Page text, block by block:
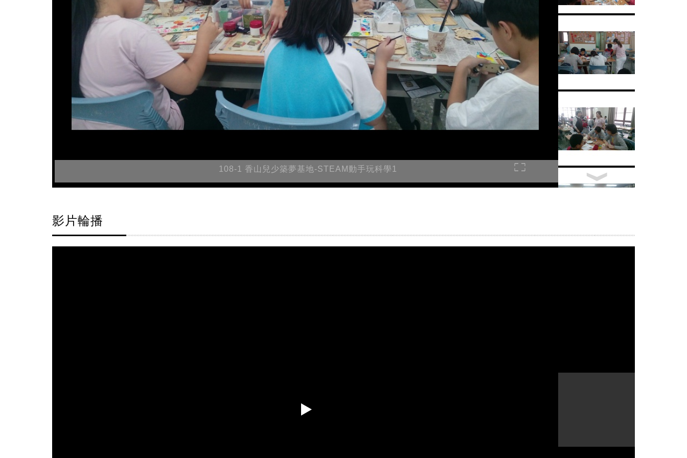
108-1 香山兒少築夢基地-STEAM動手玩科學1
影片輪播